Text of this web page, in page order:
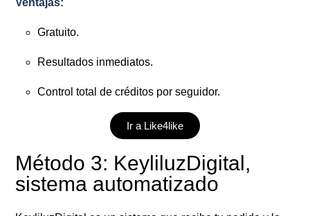
Gratuito.
Resultados inmediatos.
Control total de créditos por seguidor.
Ir a Like4like
Método 3: KeyliluzDigital,
sistema automatizado